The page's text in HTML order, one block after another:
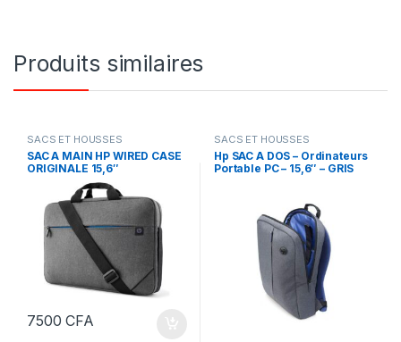
Produits similaires
SACS ET HOUSSES
SAC A MAIN HP WIRED CASE
ORIGINALE 15,6″
7500CFA
SACS ET HOUSSES
Hp SAC A DOS – Ordinateurs
Portable PC – 15,6″ – GRIS